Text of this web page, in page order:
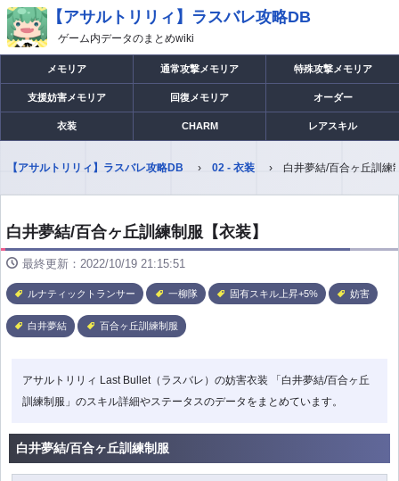
【アサルトリリィ】ラスバレ攻略DB
ゲーム内データのまとめwiki
メモリア 通常攻撃メモリア 特殊攻撃メモリア
支援妨害メモリア 回復メモリア オーダー
衣装 CHARM レアスキル
【アサルトリリィ】ラスバレ攻略DB 02 - 衣装 白井夢結/百合ヶ丘訓練
白井夢結/百合ヶ丘訓練制服【衣装】
最終更新：2022/10/19 21:15:51
ルナティックトランサー 一柳隊 固有スキル上昇+5% 妨害
白井夢結 百合ヶ丘訓練制服
アサルトリリィ Last Bullet（ラスバレ）の妨害衣装 「白井夢結/百合ヶ丘
訓練制服」のスキル詳細やステータスのデータをまとめています。
白井夢結/百合ヶ丘訓練制服